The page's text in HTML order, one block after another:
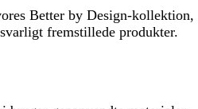
Better by Design-kollektion,
fremstillede produkter.